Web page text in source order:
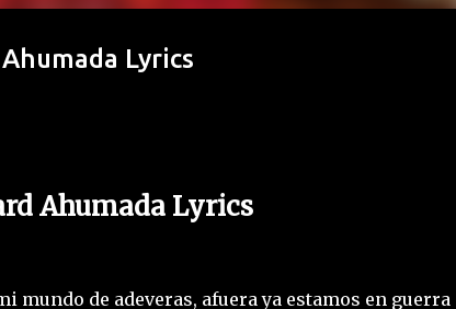
Lyrics
Ahumada Lyrics
de adeveras, afuera ya estamos en guerra